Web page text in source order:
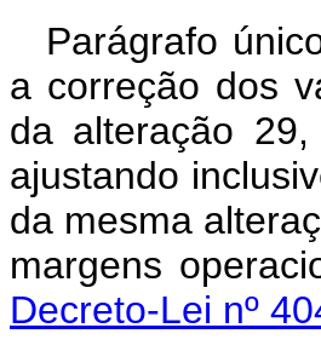
Parágrafo
a correção dos
da alteração
ajustando
da mesma
margens
Decreto-Lei nº